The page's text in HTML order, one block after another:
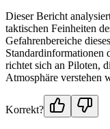
Dieser Bericht
taktischen Feinheiten
Gefahrenbereiche
Standardinformationen
richtet sich an Piloten,
Atmosphäre verstehen
Korrekt?